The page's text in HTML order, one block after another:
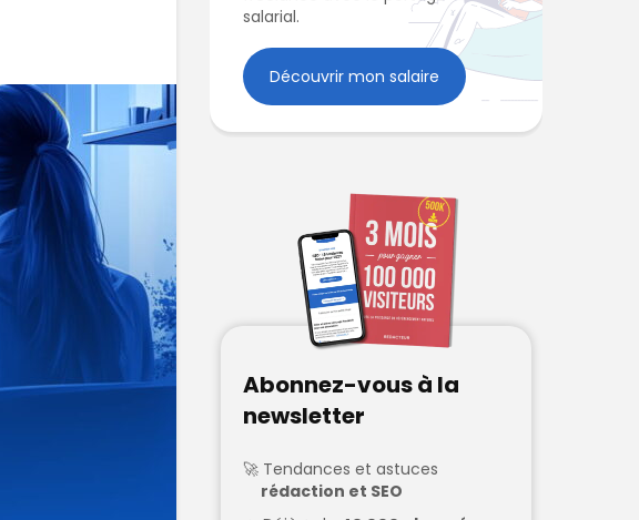
salarial.
Découvrir mon salaire
Abonnez-vous à la
newsletter
Tendances et astuces
rédaction et SEO